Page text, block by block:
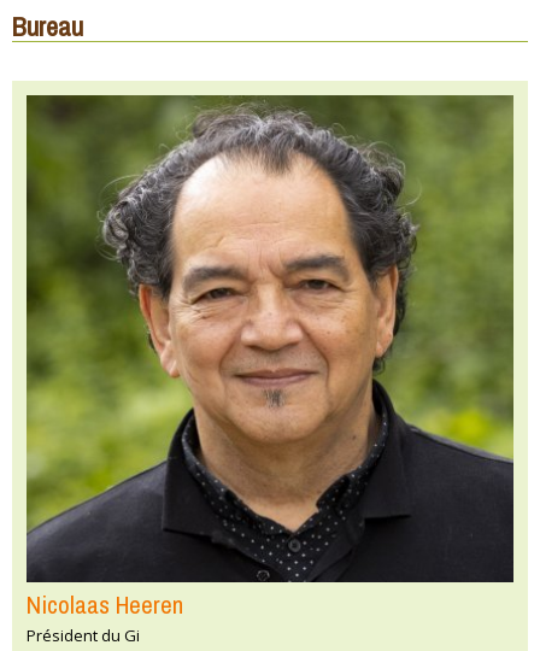
Bureau
Nicolaas Heeren
Président du Gi